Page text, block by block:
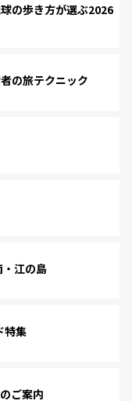
の歩き方が選ぶ2026
の旅テクニック
江の島
特集
ご案内